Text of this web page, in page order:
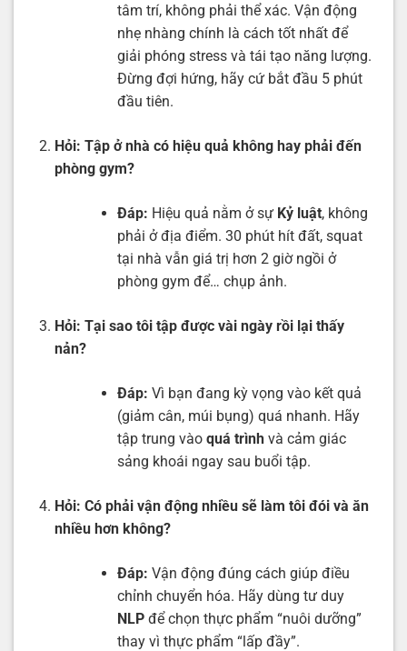
tâm trí, không phải thể xác. Vận động
nhẹ nhàng chính là cách tốt nhất để
giải phóng stress và tái tạo năng lượng.
Đừng đợi hứng, hãy cứ bắt đầu 5 phút
đầu tiên.
Hỏi: Tập ở nhà có hiệu quả không hay phải đến
phòng gym?
Đáp: Hiệu quả nằm ở sự Kỷ luật, không
phải ở địa điểm. 30 phút hít đất, squat
tại nhà vẫn giá trị hơn 2 giờ ngồi ở
phòng gym để… chụp ảnh.
Hỏi: Tại sao tôi tập được vài ngày rồi lại thấy
nản?
Đáp: Vì bạn đang kỳ vọng vào kết quả
(giảm cân, múi bụng) quá nhanh. Hãy
tập trung vào quá trìnhvà cảm giác
sảng khoái ngay sau buổi tập.
Hỏi: Có phải vận động nhiều sẽ làm tôi đói và ăn
nhiều hơn không?
Đáp: Vận động đúng cách giúp điều
chỉnh chuyển hóa. Hãy dùng tư duy
NLPđể chọn thực phẩm “nuôi dưỡng”
thay vì thực phẩm “lấp đầy”.